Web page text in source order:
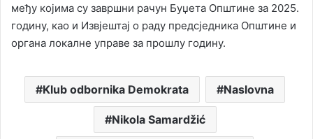
међу којима су завршни рачун Буџета Општине за 2025.
годину, као и Извјештај о раду предсједника Општине и
органа локалне управе за прошлу годину.
Klub odbornika Demokrata Naslovna
Nikola Samardžić